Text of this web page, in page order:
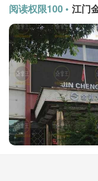
阅读权限100 • 江门